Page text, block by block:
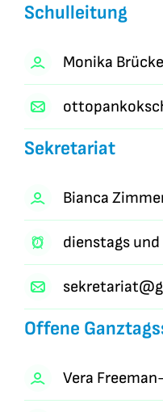
Schulleitung
Monika
Sekretariat
Bianca
dienstags
Offene
Vera